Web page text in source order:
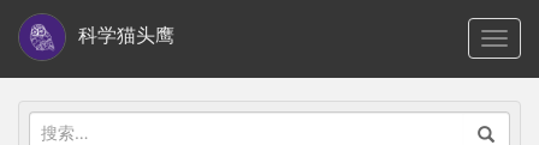
i
科学猫头鹰
搜